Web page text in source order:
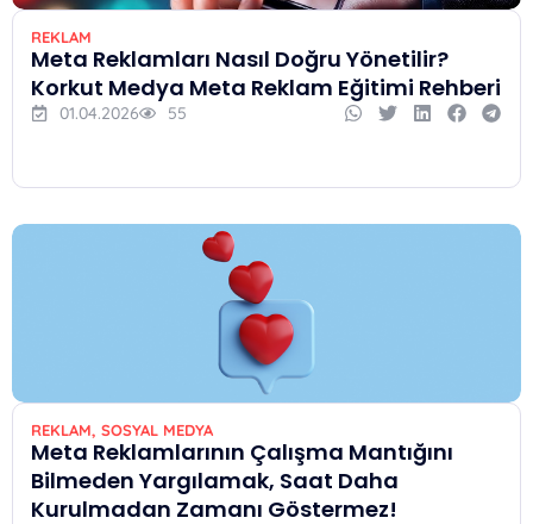
REKLAM
Meta Reklamları Nasıl Doğru Yönetilir?
Korkut Medya Meta Reklam Eğitimi Rehberi
01.04.2026 55
REKLAM, SOSYAL MEDYA
Meta Reklamlarının Çalışma Mantığını
Bilmeden Yargılamak, Saat Daha
Kurulmadan Zamanı Göstermez!